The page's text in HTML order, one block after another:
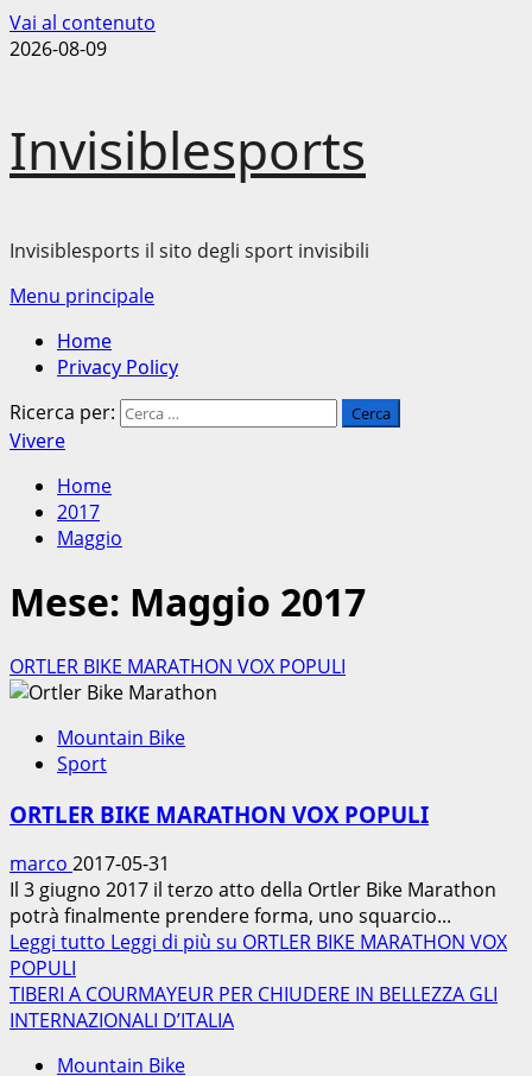
Vai al contenuto
2026-08-09
Invisiblesports
Invisiblesports il sito degli sport invisibili
Menu principale
Home
Privacy Policy
Ricerca per:
Vivere
Home
2017
Maggio
Mese: Maggio 2017
ORTLER BIKE MARATHON VOX POPULI
Mountain Bike
Sport
ORTLER BIKE MARATHON VOX POPULI
marco 2017-05-31
Il 3 giugno 2017 il terzo atto della Ortler Bike Marathon
potrà finalmente prendere forma, uno squarcio...
Leggi tutto Leggi di più su ORTLER BIKE MARATHON VOX
POPULI
TIBERI A COURMAYEUR PER CHIUDERE IN BELLEZZA GLI
INTERNAZIONALI D’ITALIA
Mountain Bike